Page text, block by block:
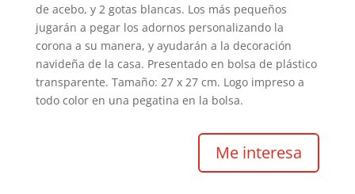
de acebo, y 2 gotas blancas. Los más pequeños
jugarán a pegar los adornos personalizando la
corona a su manera, y ayudarán a la decoración
navideña de la casa. Presentado en bolsa de plástico
transparente. Tamaño: 27 x 27 cm. Logo impreso a
todo color en una pegatina en la bolsa.
Me interesa